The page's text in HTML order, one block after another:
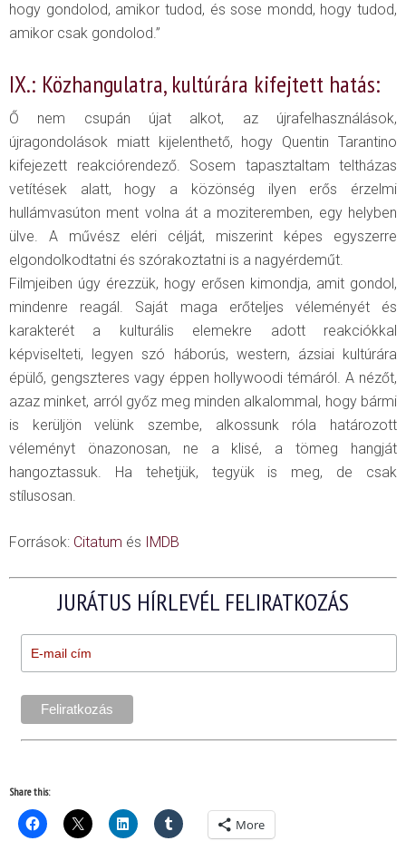
hogy gondolod, amikor tudod, és sose mondd, hogy tudod,
amikor csak gondolod.”
IX.: Közhangulatra, kultúrára kifejtett hatás:
Ő nem csupán újat alkot, az újrafelhasználások,
újragondolások miatt kijelenthető, hogy Quentin Tarantino
kifejezett reakciórendező. Sosem tapasztaltam teltházas
vetítések alatt, hogy a közönség ilyen erős érzelmi
hullámvasúton ment volna át a moziteremben, egy helyben
ülve. A művész eléri célját, miszerint képes egyszerre
elgondolkodtatni és szórakoztatni is a nagyérdeműt.
Filmjeiben úgy érezzük, hogy erősen kimondja, amit gondol,
mindenre reagál. Saját maga erőteljes véleményét és
karakterét a kulturális elemekre adott reakciókkal
képviselteti, legyen szó háborús, western, ázsiai kultúrára
épülő, gengszteres vagy éppen hollywoodi témáról. A nézőt,
azaz minket, arról győz meg minden alkalommal, hogy bármi
is kerüljön velünk szembe, alkossunk róla határozott
véleményt önazonosan, ne a klisé, a tömeg hangját
hangoztassuk. Ha tehetjük, tegyük is meg, de csak
stílusosan.
Források: Citatum és IMDB
JURÁTUS HÍRLEVÉL FELIRATKOZÁS
Share this:
More